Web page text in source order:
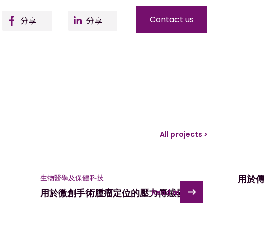
Twitter Facebo LinkedIn
Contact us
All projects >
生物醫學及保健科技
用於微創手術腫瘤定位的壓力傳感器陣列
Read more >
用於